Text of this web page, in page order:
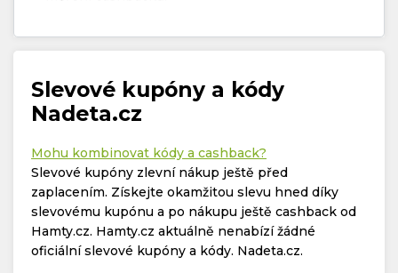
Slevové kupóny a kódy
Nadeta.cz
Mohu kombinovat kódy a cashback?
Slevové kupóny zlevní nákup ještě před
zaplacením. Získejte okamžitou slevu hned díky
slevovému kupónu a po nákupu ještě cashback od
Hamty.cz. Hamty.cz aktuálně nenabízí žádné
oficiální slevové kupóny a kódy. Nadeta.cz.